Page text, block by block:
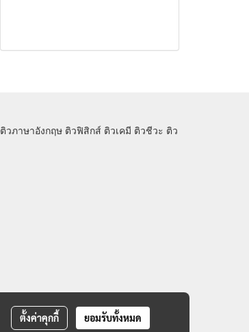
ติวภาษาอังกฤษ ติวฟิสิกส์ ติวเคมี ติวชีวะ ติว
ตั้งค่าคุกกี้ ยอมรับทั้งหมด